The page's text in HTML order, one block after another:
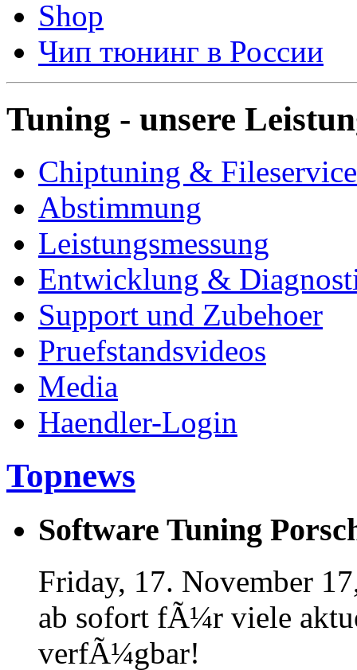
Shop
Чип тюнинг в России
Tuning - unsere
Chiptuning & Fileservice
Abstimmung
Leistungsmessung
Entwicklung &
Support und Zubehoer
Pruefstandsvideos
Media
Haendler-Login
Topnews
Software Tuning
Friday, 17. November
ab sofort fÃ¼r viele
verfÃ¼gbar!